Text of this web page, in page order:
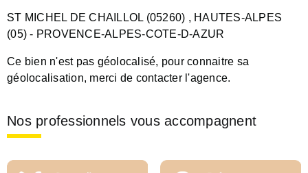
ST MICHEL DE CHAILLOL (05260) , HAUTES-ALPES
(05) - PROVENCE-ALPES-COTE-D-AZUR
Ce bien n'est pas géolocalisé, pour connaitre sa
géolocalisation, merci de contacter l'agence.
Nos professionnels vous accompagnent